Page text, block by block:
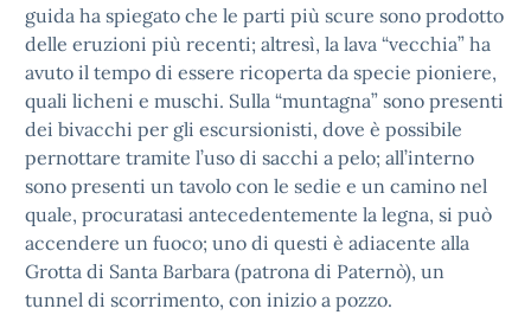
guida ha spiegato che le parti più scure sono prodotto
delle eruzioni più recenti; altresì, la lava “vecchia” ha
avuto il tempo di essere ricoperta da specie pioniere,
quali licheni e muschi. Sulla “muntagna” sono presenti
dei bivacchi per gli escursionisti, dove è possibile
pernottare tramite l’uso di sacchi a pelo; all’interno
sono presenti un tavolo con le sedie e un camino nel
quale, procuratasi antecedentemente la legna, si può
accendere un fuoco; uno di questi è adiacente alla
Grotta di Santa Barbara (patrona di Paternò), un
tunnel di scorrimento, con inizio a pozzo.